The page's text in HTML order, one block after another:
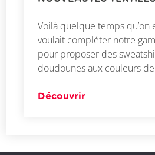
Voilà quelque temps qu’on
voulait compléter notre
pour proposer des
doudounes aux couleurs
Découvrir